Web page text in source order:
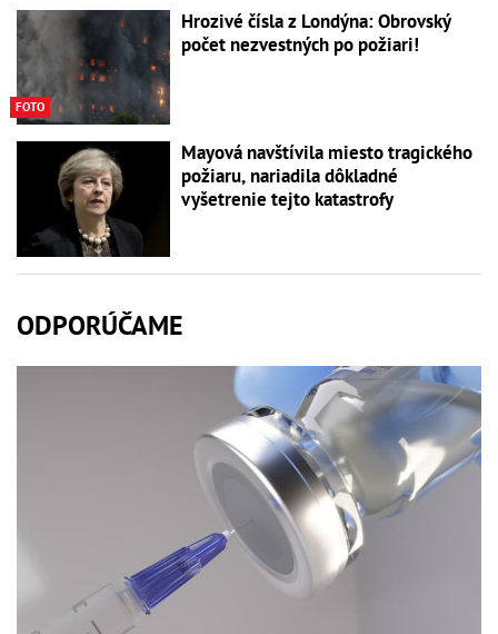
FOTO
Hrozivé čísla z Londýna: Obrovský
počet nezvestných po požiari!
Mayová navštívila miesto tragického
požiaru, nariadila dôkladné
vyšetrenie tejto katastrofy
ODPORÚČAME